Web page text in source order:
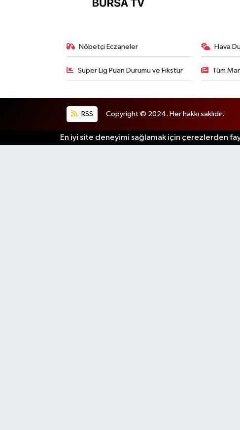
Nöbetçi Eczaneler Hava
Süper Lig Puan Durumu ve Fikstür Tüm
RSS Copyright © 2024. Her hakkı saklıdır.
En iyi site deneyimi sağlamak için çerezlerden